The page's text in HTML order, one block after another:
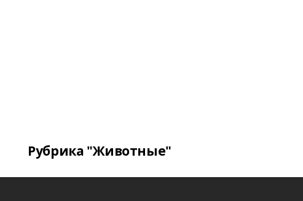
Рубрика "Животные"